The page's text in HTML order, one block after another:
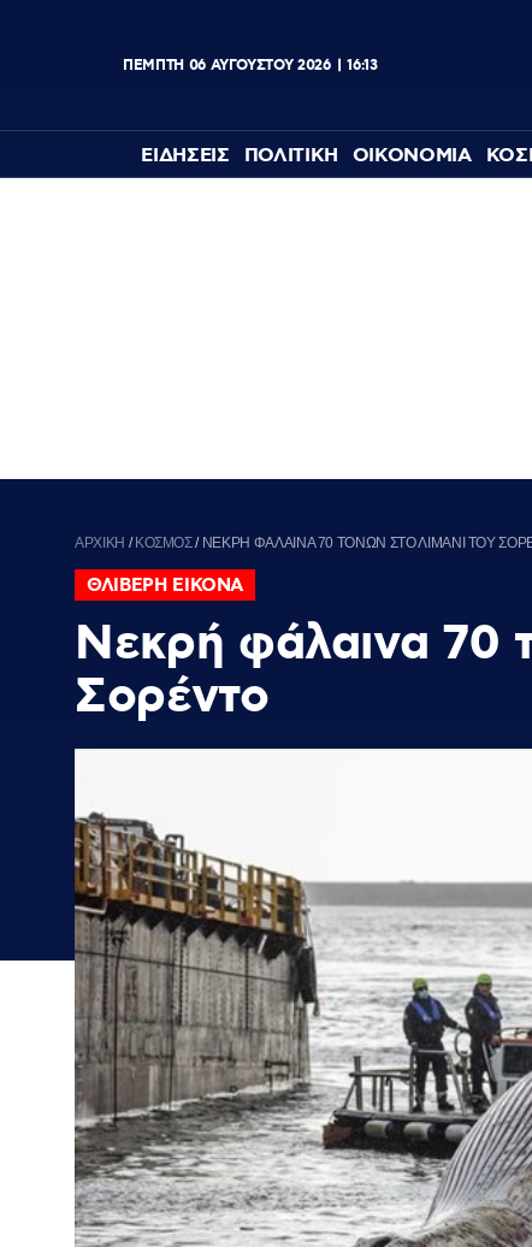
ΠΕΜΠΤΗ 06 ΑΥΓΟΥΣΤΟΥ 2026 16:13
ΕΙΔΗΣΕΙΣ ΠΟΛΙΤΙΚΗ ΟΙΚΟΝΟΜΙΑ
ΑΡΧΙΚΗ / ΚΟΣΜΟΣ/ ΝΕΚΡΗ ΦΑΛΑΙΝΑ 70 ΤΟΝΩΝ ΣΤΟ ΛΙΜΑΝΙ ΤΟΥ
ΘΛΙΒΕΡΗ ΕΙΚΟΝΑ
Νεκρή φάλαινα 70
Σορέντο